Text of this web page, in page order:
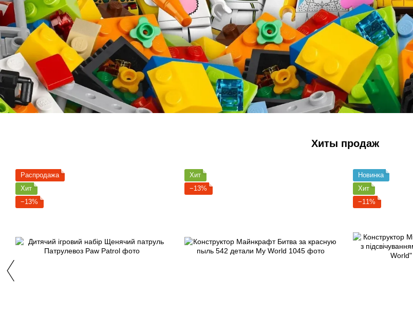
Хиты продаж
Распродажа
Хит
−13%
Хит
−13%
Новинка
Хит
−11%